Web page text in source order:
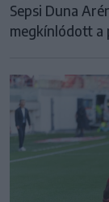
Sepsi Duna
megkínlódott a